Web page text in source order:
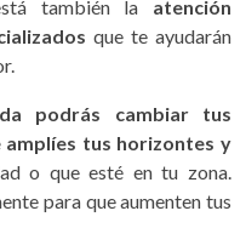
también la atención
que te ayudarán
podrás cambiar tus
tus horizontes y
o que esté en tu zona.
para que aumenten tus